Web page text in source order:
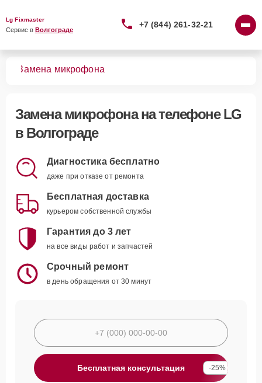
Lg Fixmaster
Сервис в Волгограде
+7 (844) 261-32-21
Замена микрофона
Замена микрофонана телефоне LG
в Волгограде
Диагностика бесплатно
даже при отказе от ремонта
Бесплатная доставка
курьером собственной службы
Гарантия до 3 лет
на все виды работ и запчастей
Срочный ремонт
в день обращения от 30 минут
Бесплатная консультация -25%